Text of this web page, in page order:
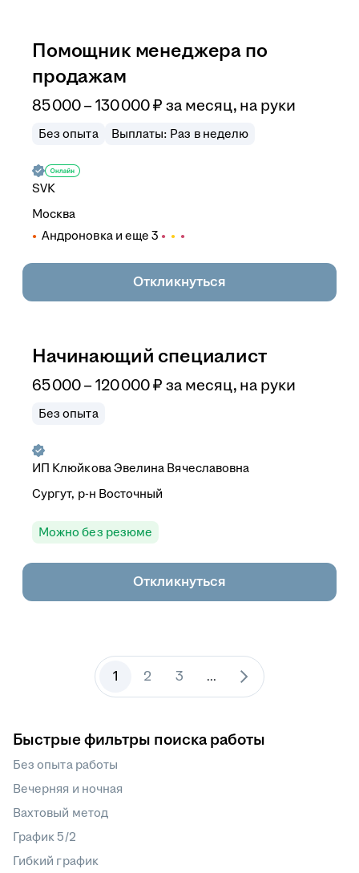
Помощник менеджера по
продажам
85 000–130 000₽ за месяц, на руки
Без опыта Выплаты: Раз в неделю
SVK
Москва
Андроновка и еще 3
Откликнуться
Начинающий специалист
65 000–120 000₽ за месяц, на руки
Без опыта
ИП Клюйкова Эвелина Вячеславовна
Сургут, р-н Восточный
Можно без резюме
Откликнуться
1 2 3 ...
Быстрые фильтры поиска работы
Без опыта работы
Вечерняя и ночная
Вахтовый метод
График 5/2
Гибкий график